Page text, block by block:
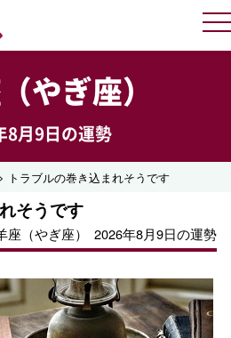
やぎ座）
8月9日の運勢
トラブルの巻き込まれそうです
そうです
座（やぎ座） 2026年8月9日の運勢